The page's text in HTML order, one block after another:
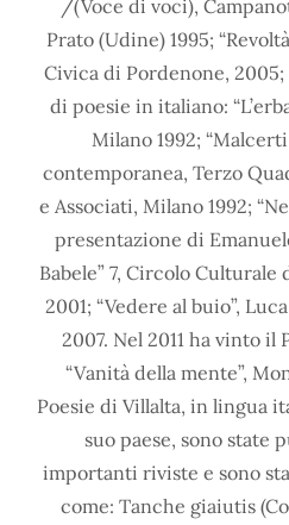
/(Voce di voci),
Prato (Udine) 1995;
Civica di Pordenone,
di poesie in italiano:
Milano 1992;
contemporanea, Terzo
e Associati, Milano 1992;
presentazione di
Babele” 7, Circolo
2001; “Vedere al buio”,
2007. Nel 2011 ha vinto
“Vanità della mente”,
Poesie di Villalta, in lingua
suo paese, sono state
importanti riviste e sono
come: Tanche giaiutis